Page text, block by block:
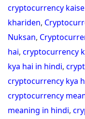
cryptocurrency
khariden,
Nuksan,
hai, cryptocurrency
kya hai in hindi,
cryptocurrency kya
cryptocurrency
meaning in hindi,